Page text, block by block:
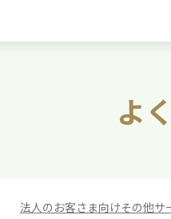
よ
法人のお客さま向けその他サ